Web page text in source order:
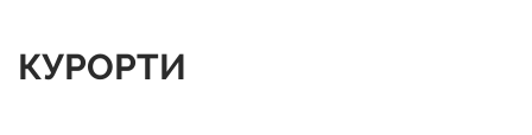
КУРОРТИ